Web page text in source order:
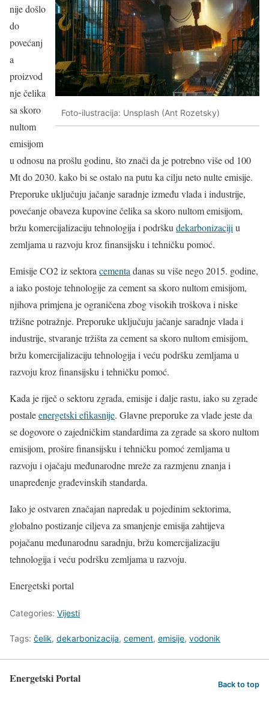
Foto-ilustracija: Unsplash (Ant Rozetsky)
nije došlo
do
povećanj
a
proizvod
nje čelika
sa skoro
nultom
emisijom
u odnosu na prošlu godinu, što znači da je potrebno više od 100
Mt do 2030. kako bi se ostalo na putu ka cilju neto nulte emisije.
Preporuke uključuju jačanje saradnje između vlada i industrije,
povećanje obaveza kupovine čelika sa skoro nultom emisijom,
bržu komercijalizaciju tehnologija i podršku dekarbonizaciji u
zemljama u razvoju kroz finansijsku i tehničku pomoć.
Emisije CO2 iz sektora cementa danas su više nego 2015. godine,
a iako postoje tehnologije za cement sa skoro nultom emisijom,
njihova primjena je ograničena zbog visokih troškova i niske
tržišne potražnje. Preporuke uključuju jačanje saradnje vlada i
industrije, stvaranje tržišta za cement sa skoro nultom emisijom,
bržu komercijalizaciju tehnologija i veću podršku zemljama u
razvoju kroz finansijsku i tehničku pomoć.
Kada je riječ o sektoru zgrada, emisije i dalje rastu, iako su zgrade
postaleenergetski efikasnije. Glavne preporuke za vlade jeste da
se dogovore o zajedničkim standardima za zgrade sa skoro nultom
emisijom, prošire finansijsku i tehničku pomoć zemljama u
razvoju i ojačaju međunarodne mreže za razmjenu znanja i
unapređenje građevinskih standarda.
Iako je ostvaren značajan napredak u pojedinim sektorima,
globalno postizanje ciljeva za smanjenje emisija zahtijeva
pojačanu međunarodnu saradnju, bržu komercijalizaciju
tehnologija i veću podršku zemljama u razvoju.
Energetski portal
Categories: Vijesti
Tags: čelik, dekarbonizacija, cement, emisije, vodonik
Energetski Portal Back to top